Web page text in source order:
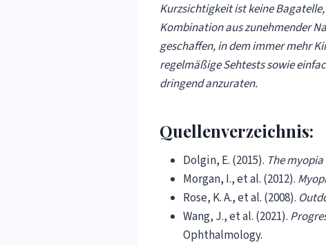
Kurzsichtigkeit ist keine
Kombination aus zunehmender
geschaffen, in dem immer mehr
regelmäßige Sehtests sowie
dringend anzuraten.
Quellenverzeichnis:
Dolgin, E. (2015). The
Morgan, I., et al. (2012).
Rose, K. A., et al. (2008).
Wang, J., et al. (2021).
Ophthalmology.